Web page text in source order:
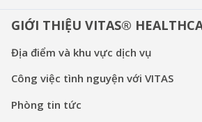
GIỚI THIỆU VITAS®
Địa điểm và khu vực dịch vụ
Công việc tình nguyện với VITAS
Phòng tin tức